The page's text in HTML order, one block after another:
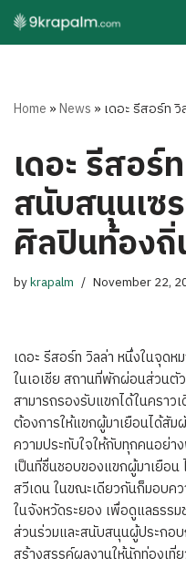
Skip
Home »News » เดอะ รีสอร์ท
เดอะ รีสอร์
สนับสนุนเซ
ศิลปินท้อง
bykrapalm November 22,
เดอะ รีสอร์ท วิลล่า หนึ่งในจุด
ในเอเชีย สถานที่พักผ่อนส่วนตั
สามารถรองรับแขกได้ในครา
ต้องการให้แขกผู้มาเยือนได้สั
ความประทับใจให้กับทุกคนอย่า
เป็นที่ชื่นชอบของแขกผู้มาเยือน
สวีเดน ในขณะเดียวกันก็มอบค
ในจังหวัดระยอง เพื่อดูแลธรร
ส่วนร่วมและสนับสนุนผู้ประกอ
สร้างสรรค์ผลงานให้นักท่องเที่